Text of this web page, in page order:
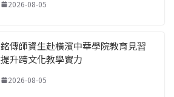
2026-08-05
銘傳師資生赴橫濱中華學院教育見習
提升跨文化教學實力
2026-08-05